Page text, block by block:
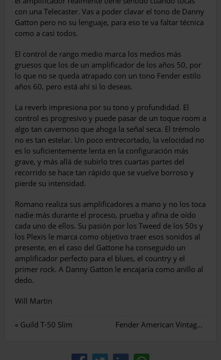
con una Telecaster. Vas a poder clavar el tono de Danny
Gatton pero no su lenguaje, para eso te va faltar técnica
como a casi todos.
El control de rango medio marca los medios más
gruesos que los de un amplificador de los años 50, por
lo que no se queda atrapado con un tono Fender estilo
años 60, pero está ahí si lo deseas.
La reverb impresiona por su tono y profundidad. El
control es progresivo y puede pasar de un toque room a
algo tan cavernoso que ahoga la señal seca. El trémolo
no es tan estelar. Un poco entrecortado, la velocidad no
es lo suficientemente lenta en la configuración más
grave, y más allá de subirlo tres cuartas partes del
recorrido se hace tan rápido que se vuelve borroso y
pierde su intensidad.
Romano realiza sus amplificadores a mano y no los toca
nadie más durante el proceso, prueba y afina de oído
cada uno de ellos. Su pasión por los Tweed de los 50s y
los Plexis le marca como objetivo traer esos sonidos al
presente, en el caso del Gattone ha conseguido un
amplificador perfecto para el blues, el country y el
primer rock. A Danny Gatton le encajaría como anillo al
dedo.
Will Martin
« Guild T-50 Slim Fender American Vintage II 1972 Telecaster Thinline